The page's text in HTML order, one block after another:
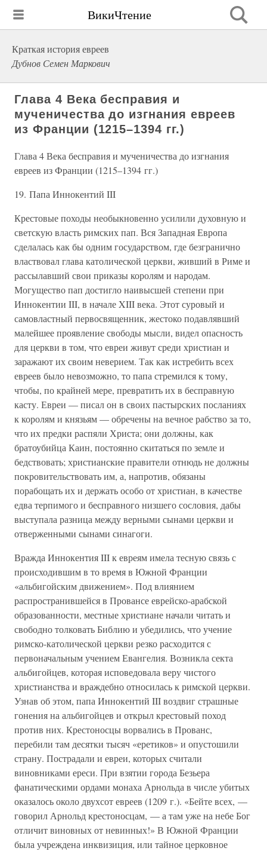
ВикиЧтение
Краткая история евреев
Дубнов Семен Маркович
Глава 4 Века бесправия и
мученичества до изгнания евреев
из Франции (1215–1394 гг.)
Глава 4 Века бесправия и мученичества до изгнания
евреев из Франции (1215–1394 гг.)
19. Папа Иннокентий III
Крестовые походы необыкновенно усилили духовную и
светскую власть римских пап. Вся Западная Европа
сделалась как бы одним государством, где безгранично
властвовал глава католической церкви, живший в Риме и
рассылавший свои приказы королям и народам.
Могущество пап достигло наивысшей степени при
Иннокентии III, в начале XIII века. Этот суровый и
самовластный первосвященник, жестоко подавлявший
малейшее проявление свободы мысли, видел опасность
для церкви в том, что евреи живут среди христиан и
заражают их своим неверием. Так как истребить всех
евреев было невозможно, то папа стремился к тому,
чтобы, по крайней мере, превратить их в бесправную
касту. Евреи — писал он в своих пастырских посланиях
к королям и князьям — обречены на вечное рабство за то,
что их предки распяли Христа; они должны, как
братоубийца Каин, постоянно скитаться по земле и
бедствовать; христианские правители отнюдь не должны
покровительствовать им, а, напротив, обязаны
порабощать их и держать особо от христиан, в качестве
едва терпимого и бесправного низшего сословия, дабы
выступала разница между верными сынами церкви и
отверженными сынами синагоги.
Вражда Иннокентия III к евреям имела тесную связь с
происходившим в то время в Южной Франции
«альбигойским движением». Под влиянием
распространившейся в Провансе еврейско-арабской
образованности, местные христиане начали читать и
свободно толковать Библию и убедились, что учение
римско-католической церкви резко расходится с
первоначальным учением Евангелия. Возникла секта
альбигойцев, которая исповедовала веру чистого
христианства и враждебно относилась к римской церкви.
Узнав об этом, папа Иннокентий III воздвиг страшные
гонения на альбигойцев и открыл крестовый поход
против них. Крестоносцы ворвались в Прованс,
перебили там десятки тысяч «еретиков» и опустошили
страну. Пострадали и евреи, которых считали
виновниками ереси. При взятии города Безьера
фанатическими ордами монаха Арнольда в числе убитых
оказалось около двухсот евреев (1209 г.). «Бейте всех, —
говорил Арнольд крестоносцам, — а там уже на небе Бог
отличит виновных от невинных!» В Южной Франции
была учреждена инквизиция, или тайное церковное